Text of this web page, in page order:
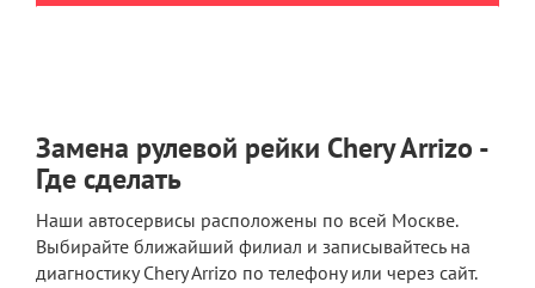
Замена рулевой рейки Chery Arrizo -
Где сделать
Наши автосервисы расположены по всей Москве.
Выбирайте ближайший филиал и записывайтесь на
диагностику Chery Arrizo по телефону или через сайт.